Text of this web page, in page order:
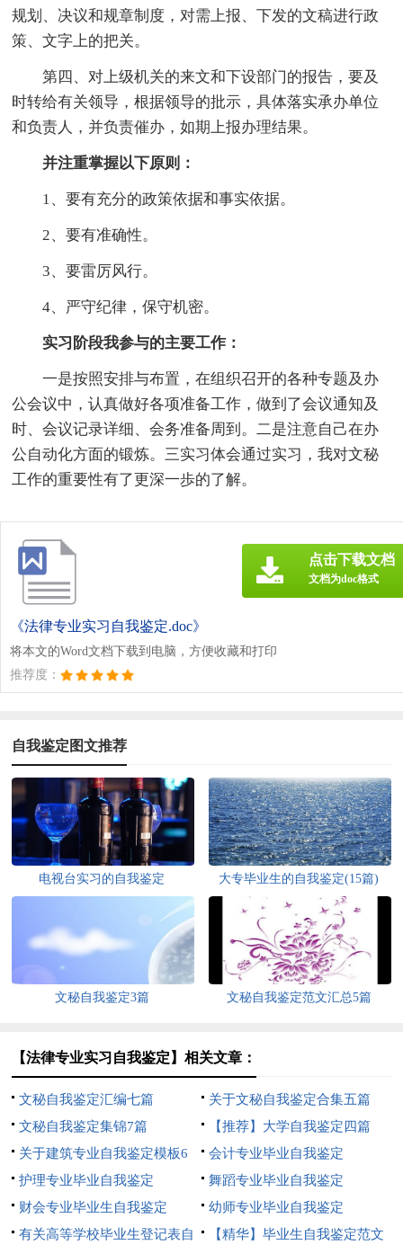
规划、决议和规章制度，对需上报、下发的文稿进行政
策、文字上的把关。
第四、对上级机关的来文和下设部门的报告，要及
时转给有关领导，根据领导的批示，具体落实承办单位
和负责人，并负责催办，如期上报办理结果。
并注重掌握以下原则：
1、要有充分的政策依据和事实依据。
2、要有准确性。
3、要雷厉风行。
4、严守纪律，保守机密。
实习阶段我参与的主要工作：
一是按照安排与布置，在组织召开的各种专题及办
公会议中，认真做好各项准备工作，做到了会议通知及
时、会议记录详细、会务准备周到。二是注意自己在办
公自动化方面的锻炼。三实习体会通过实习，我对文秘
工作的重要性有了更深一歩的了解。
《法律专业实习自我鉴定.doc》
将本文的Word文档下载到电脑，方便收藏和打印
推荐度：
点击下载文档
文档为doc格式
自我鉴定图文推荐
电视台实习的自我鉴定 大专毕业生的自我鉴定(15篇)
文秘自我鉴定3篇 文秘自我鉴定范文汇总5篇
【法律专业实习自我鉴定】相关文章：
文秘自我鉴定汇编七篇
关于文秘自我鉴定合集五篇
文秘自我鉴定集锦7篇
【推荐】大学自我鉴定四篇
关于建筑专业自我鉴定模板6
篇
会计专业毕业自我鉴定
护理专业毕业自我鉴定
舞蹈专业毕业自我鉴定
财会专业毕业生自我鉴定
幼师专业毕业自我鉴定
有关高等学校毕业生登记表自
【精华】毕业生自我鉴定范文